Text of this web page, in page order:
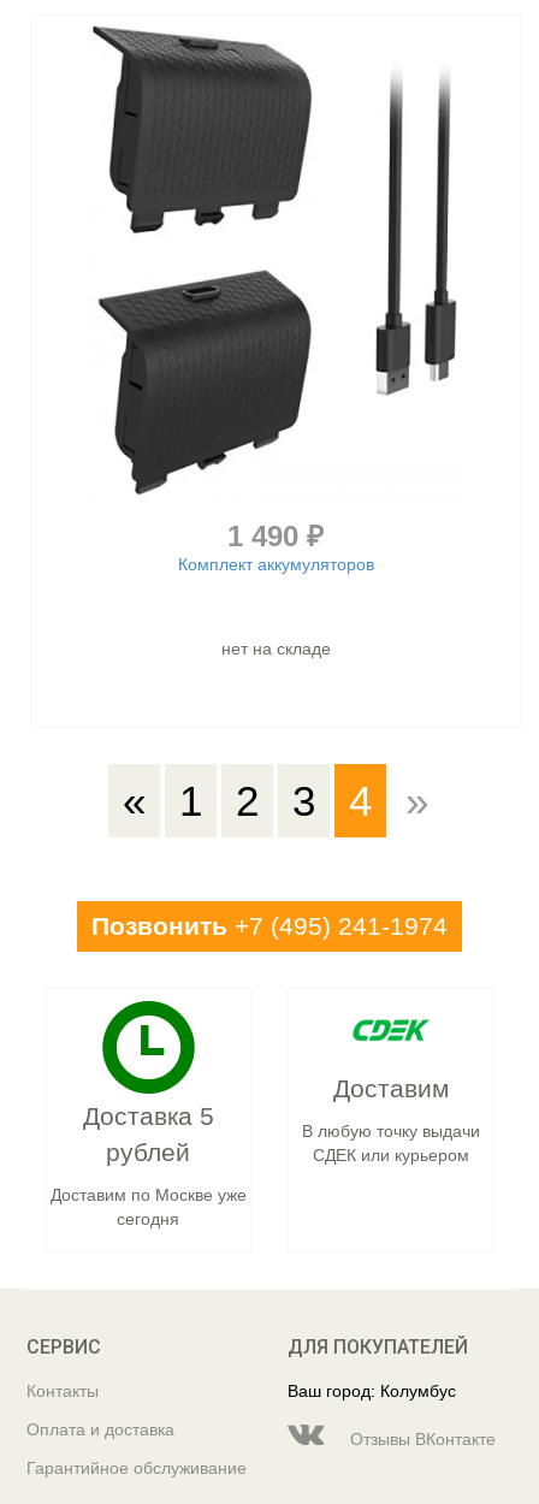
1 490 ₽
Комплект аккумуляторов
нет на складе
« 1 2 3 4 »
Позвонить +7 (495) 241-1974
Доставка 5
рублей
Доставим по Москве уже
сегодня
Доставим
В любую точку выдачи
СДЕК или курьером
СЕРВИС
Контакты
Оплата и доставка
Гарантийное обслуживание
ДЛЯ ПОКУПАТЕЛЕЙ
Ваш город: Колумбус
Отзывы ВКонтакте